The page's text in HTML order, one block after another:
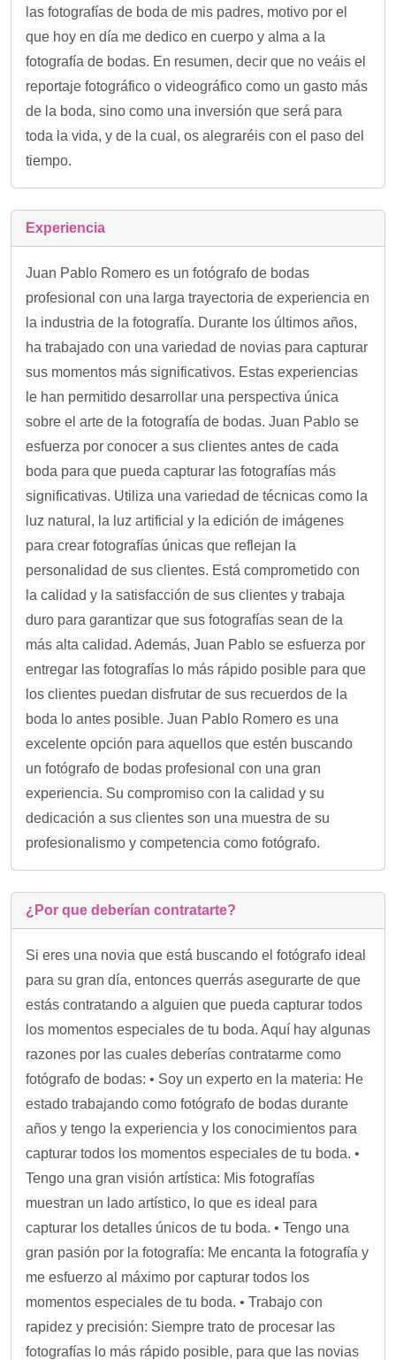
las fotografías de boda de mis padres, motivo por el
que hoy en día me dedico en cuerpo y alma a la
fotografía de bodas. En resumen, decir que no veáis el
reportaje fotográfico o videográfico como un gasto más
de la boda, sino como una inversión que será para
toda la vida, y de la cual, os alegraréis con el paso del
tiempo.
Experiencia
Juan Pablo Romero es un fotógrafo de bodas
profesional con una larga trayectoria de experiencia en
la industria de la fotografía. Durante los últimos años,
ha trabajado con una variedad de novias para capturar
sus momentos más significativos. Estas experiencias
le han permitido desarrollar una perspectiva única
sobre el arte de la fotografía de bodas. Juan Pablo se
esfuerza por conocer a sus clientes antes de cada
boda para que pueda capturar las fotografías más
significativas. Utiliza una variedad de técnicas como la
luz natural, la luz artificial y la edición de imágenes
para crear fotografías únicas que reflejan la
personalidad de sus clientes. Está comprometido con
la calidad y la satisfacción de sus clientes y trabaja
duro para garantizar que sus fotografías sean de la
más alta calidad. Además, Juan Pablo se esfuerza por
entregar las fotografías lo más rápido posible para que
los clientes puedan disfrutar de sus recuerdos de la
boda lo antes posible. Juan Pablo Romero es una
excelente opción para aquellos que estén buscando
un fotógrafo de bodas profesional con una gran
experiencia. Su compromiso con la calidad y su
dedicación a sus clientes son una muestra de su
profesionalismo y competencia como fotógrafo.
¿Por que deberían contratarte?
Si eres una novia que está buscando el fotógrafo ideal
para su gran día, entonces querrás asegurarte de que
estás contratando a alguien que pueda capturar todos
los momentos especiales de tu boda. Aquí hay algunas
razones por las cuales deberías contratarme como
fotógrafo de bodas: • Soy un experto en la materia: He
estado trabajando como fotógrafo de bodas durante
años y tengo la experiencia y los conocimientos para
capturar todos los momentos especiales de tu boda. •
Tengo una gran visión artística: Mis fotografías
muestran un lado artístico, lo que es ideal para
capturar los detalles únicos de tu boda. • Tengo una
gran pasión por la fotografía: Me encanta la fotografía y
me esfuerzo al máximo por capturar todos los
momentos especiales de tu boda. • Trabajo con
rapidez y precisión: Siempre trato de procesar las
fotografías lo más rápido posible, para que las novias